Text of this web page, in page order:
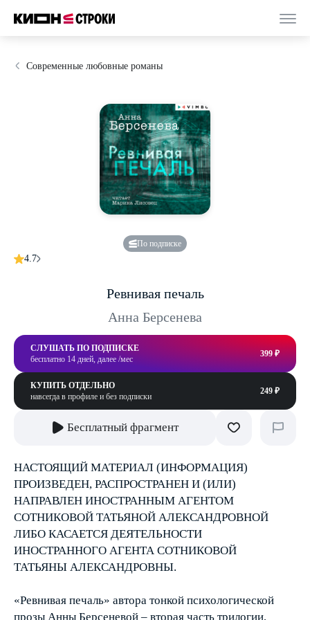
Современные любовные романы
По подписке
4.7
Ревнивая печаль
Анна Берсенева
СЛУШАТЬ ПО ПОДПИСКЕ
бесплатно 14 дней, далее /мес
399 ₽
КУПИТЬ ОТДЕЛЬНО
навсегда в профиле и без подписки
249 ₽
Бесплатный фрагмент
НАСТОЯЩИЙ МАТЕРИАЛ (ИНФОРМАЦИЯ)
ПРОИЗВЕДЕН, РАСПРОСТРАНЕН И (ИЛИ)
НАПРАВЛЕН ИНОСТРАННЫМ АГЕНТОМ
СОТНИКОВОЙ ТАТЬЯНОЙ АЛЕКСАНДРОВНОЙ
ЛИБО КАСАЕТСЯ ДЕЯТЕЛЬНОСТИ
ИНОСТРАННОГО АГЕНТА СОТНИКОВОЙ
ТАТЬЯНЫ АЛЕКСАНДРОВНЫ.
«Ревнивая печаль» автора тонкой психологической
прозы Анны Берсеневой – вторая часть трилогии,